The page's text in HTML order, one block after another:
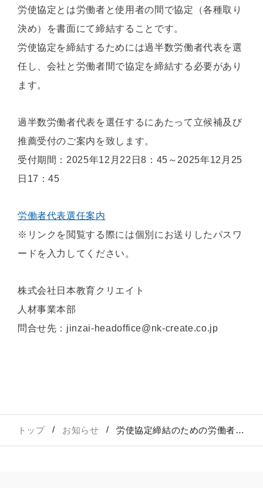
労使協定とは労働者と使用者の間で協定（各種取り
決め）を書面にて締結することです。
労使協定を締結するためには過半数労働者代表を選
任し、会社と労働者間で協定を締結する必要があり
ます。
過半数労働者代表を選任するにあたって立候補及び
推薦受付のご案内を致します。
受付期間：2025年12月22日8：45～2025年12月25
日17：45
労働者代表選任案内
※リンクを閲覧する際には個別にお送りしたパスワ
ードを入力してください。
株式会社日本教育クリエイト
人材事業本部
問合せ先：jinzai-headoffice@nk-create.co.jp
トップ お知らせ 労使協定締結のための労働者代表立候補および推薦受付のご案内